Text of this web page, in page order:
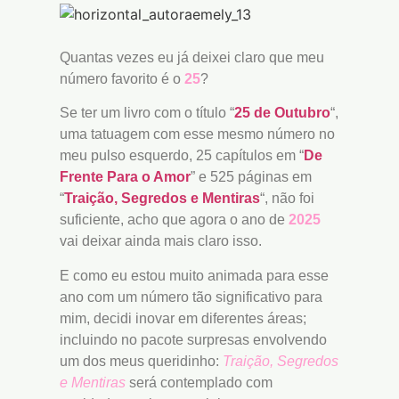
Quantas vezes eu já deixei claro que meu
número favorito é o25?
Se ter um livro com o título “25 de Outubro“,
uma tatuagem com esse mesmo número no
meu pulso esquerdo, 25 capítulos em “De
Frente Para o Amor” e 525 páginas em
“Traição, Segredos e Mentiras“, não foi
suficiente, acho que agora o ano de2025
vai deixar ainda mais claro isso.
E como eu estou muito animada para esse
ano com um número tão significativo para
mim, decidi inovar em diferentes áreas;
incluindo no pacote surpresas envolvendo
um dos meus queridinho: Traição, Segredos
e Mentiras será contemplado com